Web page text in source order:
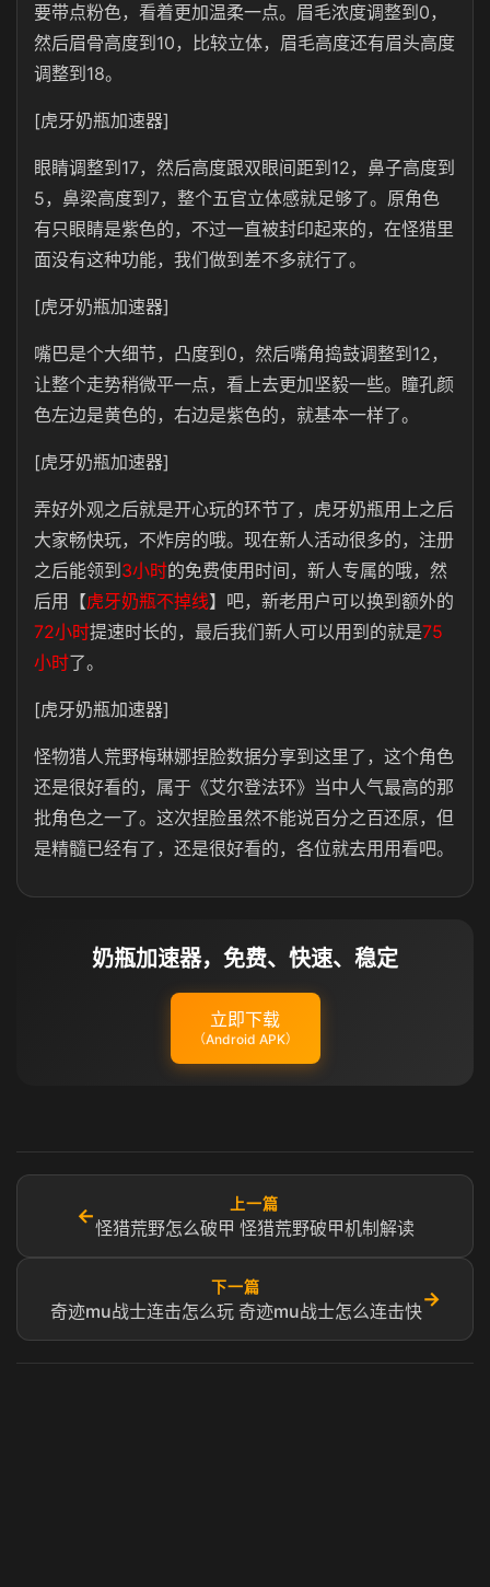
要带点粉色，看着更加温柔一点。眉毛浓度调整到0，
然后眉骨高度到10，比较立体，眉毛高度还有眉头高度
调整到18。
[虎牙奶瓶加速器]
眼睛调整到17，然后高度跟双眼间距到12，鼻子高度到
5，鼻梁高度到7，整个五官立体感就足够了。原角色
有只眼睛是紫色的，不过一直被封印起来的，在怪猎里
面没有这种功能，我们做到差不多就行了。
[虎牙奶瓶加速器]
嘴巴是个大细节，凸度到0，然后嘴角捣鼓调整到12，
让整个走势稍微平一点，看上去更加坚毅一些。瞳孔颜
色左边是黄色的，右边是紫色的，就基本一样了。
[虎牙奶瓶加速器]
弄好外观之后就是开心玩的环节了，虎牙奶瓶用上之后
大家畅快玩， 不炸房的哦。现在新人活动很多的，注册
之后能领到 3小时的免费使用时间，新人专属的哦，然
后用【虎牙奶瓶不掉线】吧，新老用户可以换到额外的
72小时提速时长的，最后我们新人可以用到的就是75
小时了。
[虎牙奶瓶加速器]
怪物猎人荒野梅琳娜捏脸数据分享到这里了，这个角色
还是很好看的，属于《艾尔登法环》当中人气最高的那
批角色之一了。这次捏脸虽然不能说百分之百还原，但
是精髓已经有了，还是很好看的，各位就去用用看吧。
奶瓶加速器，免费、快速、稳定
立即下载
（Android APK）
←
上一篇
怪猎荒野怎么破甲 怪猎荒野破甲机制解读
下一篇
奇迹mu战士连击怎么玩 奇迹mu战士怎么连击快
→